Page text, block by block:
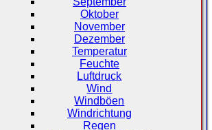
Oktober
November
Dezember
Temperatur
Feuchte
Luftdruck
Wind
Windböen
Windrichtung
Regen